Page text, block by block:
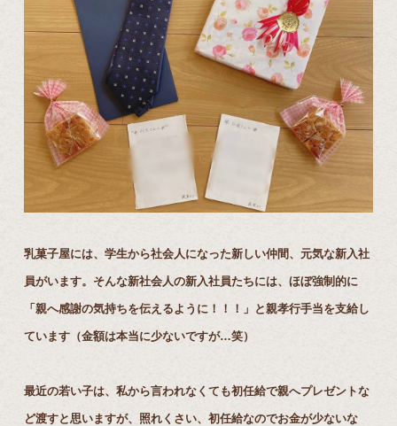
乳菓子屋には、学生から社会人になった新しい仲間、元気な新入社
員がいます。そんな新社会人の新入社員たちには、ほぼ強制的に
「親へ感謝の気持ちを伝えるように！！！」と親孝行手当を支給し
ています（金額は本当に少ないですが…笑）
最近の若い子は、私から言われなくても初任給で親へプレゼントな
ど渡すと思いますが、照れくさい、初任給なのでお金が少ないな